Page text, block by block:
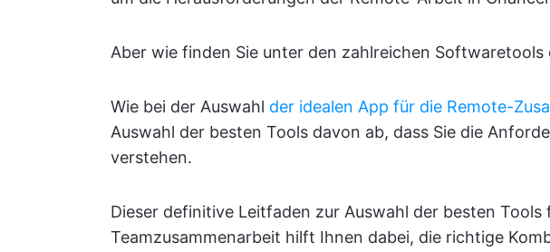
Aber wie finden Sie unter den zahlreichen Softwaretools
Wie bei der Auswahl der idealen App für die Remote-
Auswahl der besten Tools davon ab, dass Sie die
verstehen.
Dieser definitive Leitfaden zur Auswahl der besten
Teamzusammenarbeit hilft Ihnen dabei, die richtige